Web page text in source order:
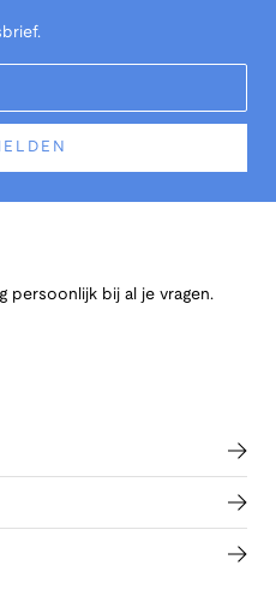
persoonlijk bij al je vragen.